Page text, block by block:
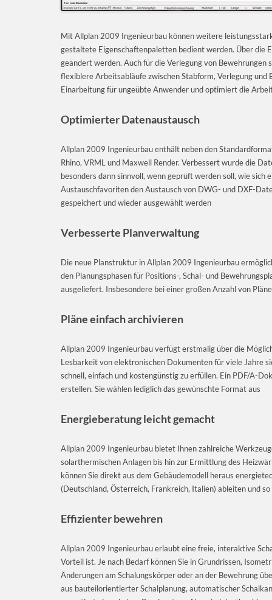
Mit Allplan 2009 Ingenieurbau können weitere
gestaltete Eigenschaftenpaletten bedient werden. Über die
geändert werden. Auch für die Verlegung von
flexiblere Arbeitsabläufe zwischen Stabform, Verlegung
Einarbeitung für ungeübte Anwender und optimiert die
Optimierter Datenaustausch
Allplan 2009 Ingenieurbau enthält neben den
Rhino, VRML und Maxwell Render. Verbessert wurde die
besonders dann sinnvoll, wenn geprüft werden soll, wie
Austauschfavoriten den Austausch von DWG- und DXF-
gespeichert und wieder ausgewählt werden
Verbesserte Planverwaltung
Die neue Planstruktur in Allplan 2009 Ingenieurbau
den Planungsphasen für Positions-, Schal- und
ausgeliefert. Insbesondere bei einer großen Anzahl von
Pläne einfach archivieren
Allplan 2009 Ingenieurbau verfügt erstmalig über die
Lesbarkeit von elektronischen Dokumenten für viele Jahre
schnell, einfach und kostengünstig zu erfüllen. Ein PDF/A-
erstellen. Sie wählen lediglich das gewünschte Format aus
Energieberatung leicht gemacht
Allplan 2009 Ingenieurbau bietet Ihnen zahlreiche
solarthermischen Anlagen bis hin zur Ermittlung des
können Sie direkt aus dem Gebäudemodell heraus
(Deutschland, Österreich, Frankreich, Italien) ableiten und
Effizienter bewehren
Allplan 2009 Ingenieurbau erlaubt eine freie, interaktive
Vorteil ist. Je nach Bedarf können Sie in Grundrissen,
Änderungen am Schalungskörper oder an der Bewehrung
aus bauteilorientierter Schalplanung, automatischer